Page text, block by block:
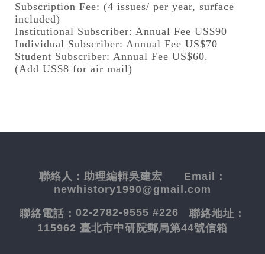
Subscription Fee: (4 issues/ per year, surface
included)
Institutional Subscriber: Annual Fee US$90
Individual Subscriber: Annual Fee US$70
Student Subscriber: Annual Fee US$60.
(Add US$8 for air mail)
聯絡人： 助理編輯吳建宏 Email：
newhistory1990@gmail.com
聯絡電話： 02-2782-9555 #226 聯絡地址：
115962 臺北市中研院郵局第44號信箱